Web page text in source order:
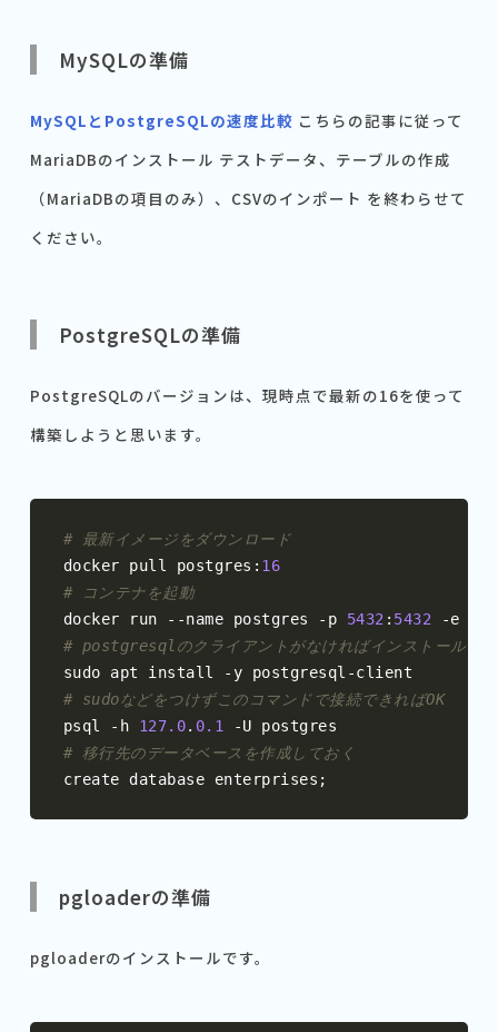
MySQLの準備
MySQLとPostgreSQLの速度比較 こちらの記事に従って
MariaDBのインストール テストデータ、テーブルの作成
（MariaDBの項目のみ）、CSVのインポート を終わらせて
ください。
PostgreSQLの準備
PostgreSQLのバージョンは、現時点で最新の16を使って
構築しようと思います。
# 最新イメージをダウンロード
docker pull postgres : 16
# コンテナを起動
docker run
--name postgres - p 5432 : 5432 -e
# postgresqlのクライアントがなければインストール
sudo apt install
- y postgresql -
# sudoなどをつけずこのコマンドで接続できればOK
psql
- h 127.0. 0.1 -
# 移行先のデータベースを作成しておく
create database enterprises ;
pgloaderの準備
pgloaderのインストールです。